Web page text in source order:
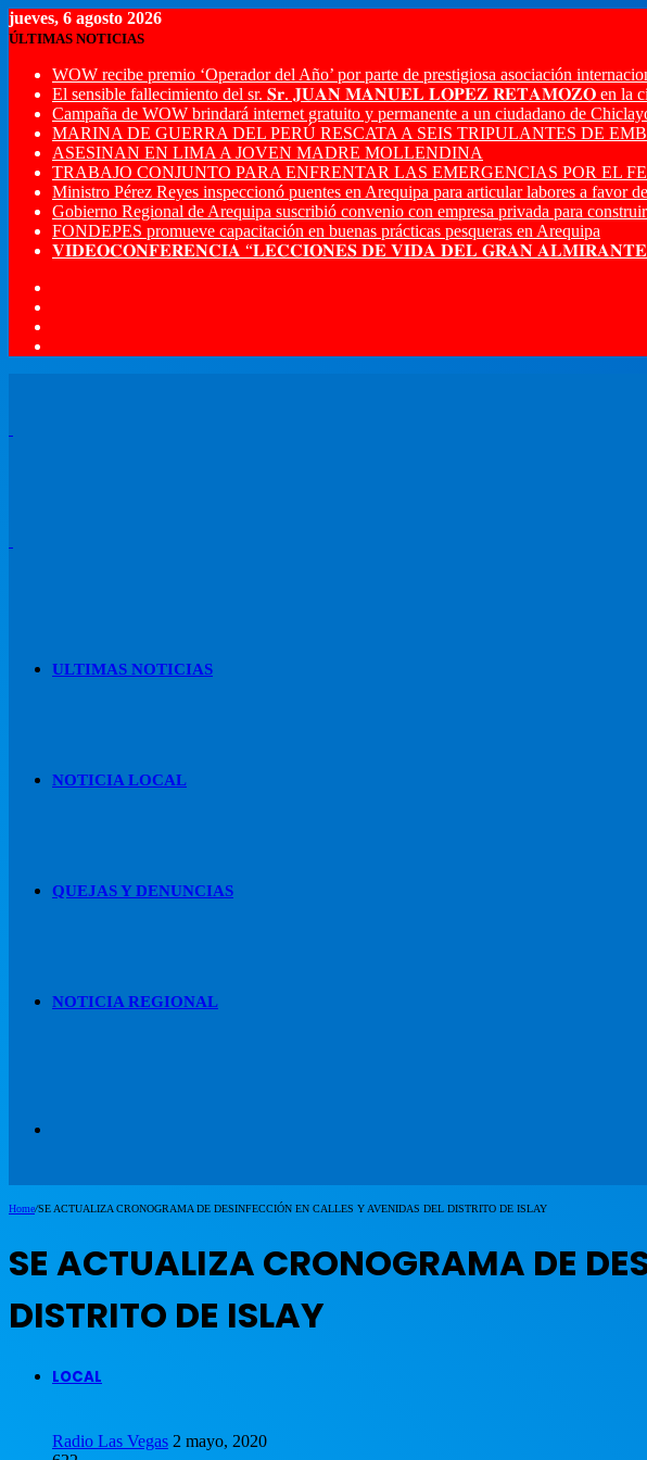
jueves, 6 agosto 2026
ÚLTIMAS NOTICIAS
WOW recibe premio ‘Operador del Año’ por parte de prestigiosa asociación
El sensible fallecimiento del sr. 𝐒𝐫. 𝐉𝐔𝐀𝐍 𝐌𝐀𝐍𝐔𝐄𝐋 𝐋𝐎𝐏𝐄𝐙 𝐑𝐄𝐓𝐀𝐌𝐎𝐙𝐎 en la
Campaña de WOW brindará internet gratuito y permanente a un ciudadano de
MARINA DE GUERRA DEL PERÚ RESCATA A SEIS TRIPULANTES DE
ASESINAN EN LIMA A JOVEN MADRE MOLLENDINA
TRABAJO CONJUNTO PARA ENFRENTAR LAS EMERGENCIAS POR EL
Ministro Pérez Reyes inspeccionó puentes en Arequipa para articular labores a favor
Gobierno Regional de Arequipa suscribió convenio con empresa privada para
FONDEPES promueve capacitación en buenas prácticas pesqueras en Arequipa
𝐕𝐈𝐃𝐄𝐎𝐂𝐎𝐍𝐅𝐄𝐑𝐄𝐍𝐂𝐈𝐀 “𝐋𝐄𝐂𝐂𝐈𝐎𝐍𝐄𝐒 𝐃𝐄 𝐕𝐈𝐃𝐀 𝐃𝐄𝐋 𝐆𝐑𝐀𝐍
ULTIMAS NOTICIAS
NOTICIA LOCAL
QUEJAS Y DENUNCIAS
NOTICIA REGIONAL
Home/SE ACTUALIZA CRONOGRAMA DE DESINFECCIÓN EN CALLES Y AVENIDAS DEL DISTRITO DE ISLAY
SE ACTUALIZA CRONOGRAMA DE
DISTRITO DE ISLAY
LOCAL
Radio Las Vegas 2 mayo, 2020